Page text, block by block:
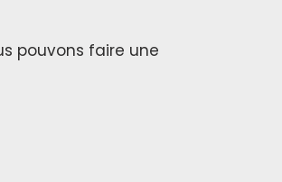
pouvons faire une